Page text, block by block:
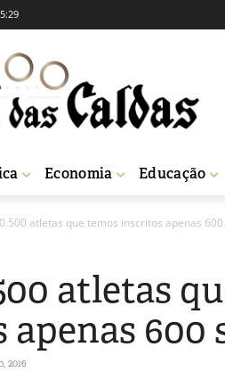
Economia Educação
atletas que temos inscritos apenas
atletas
600
2016